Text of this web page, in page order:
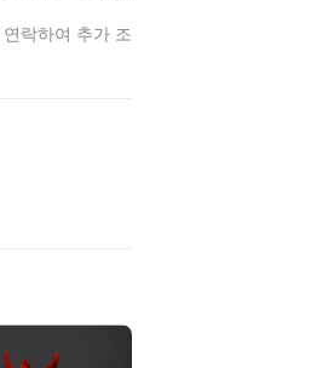
락하여 추가 조